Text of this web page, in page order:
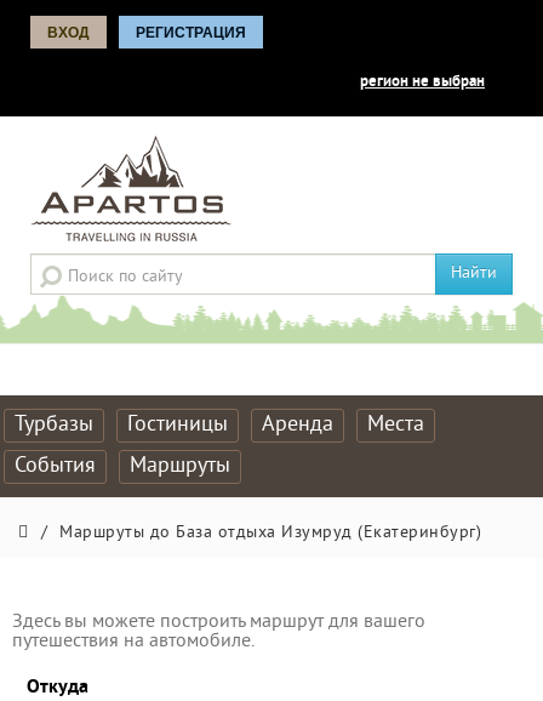
ВХОД РЕГИСТРАЦИЯ
регион не выбран
Найти
Турбазы Гостиницы Аренда
Места
События
Маршруты
/ Маршруты до База отдыха Изумруд (Екатеринбург)
Здесь вы можете построить маршрут для вашего
путешествия на автомобиле.
Откуда